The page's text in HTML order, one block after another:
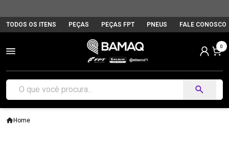
TODOS OS ITENS PEÇAS PEÇAS FPT PNEUS FALE CONOSCO
0
Home